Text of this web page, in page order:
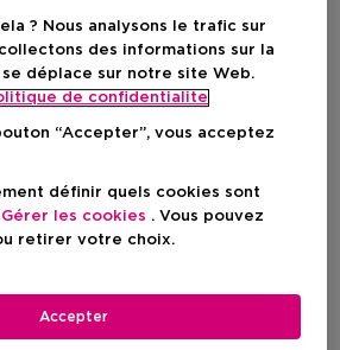
? Nous analysons le trafic sur
des informations sur la
déplace sur notre site Web.
de confidentialite
“Accepter”, vous acceptez
définir quels cookies sont
Gérer les cookies . Vous pouvez
retirer votre choix.
Accepter